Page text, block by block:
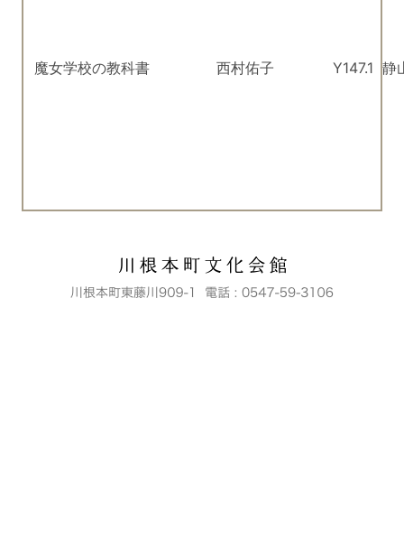
魔女学校の教科書 西村佑子 Y147.1 静